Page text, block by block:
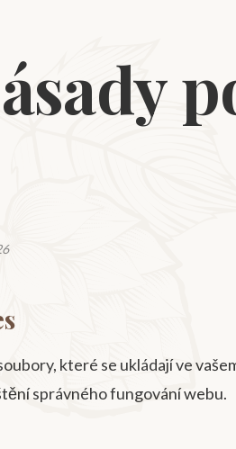
které se ukládají ve
správného fungování webu.